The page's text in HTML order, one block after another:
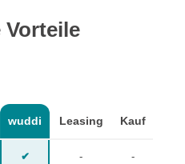
Vorteile
wuddi Leasing Kauf
✔ - -